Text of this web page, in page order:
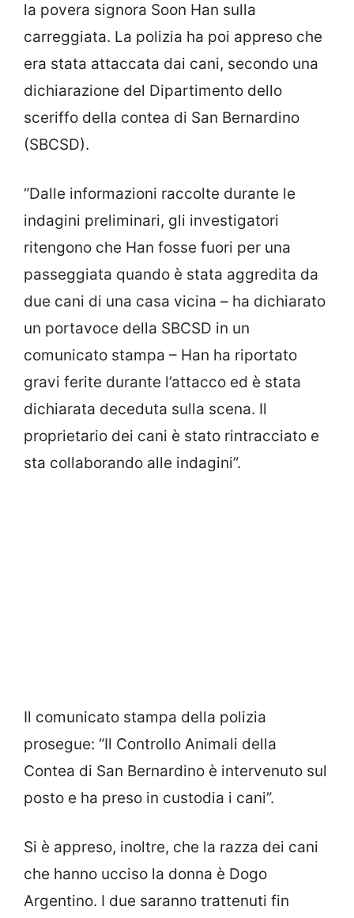
la povera signora Soon Han sulla
carreggiata. La polizia ha poi appreso che
era stata attaccata dai cani, secondo una
dichiarazione del Dipartimento dello
sceriffo della contea di San Bernardino
(SBCSD).
“Dalle informazioni raccolte durante le
indagini preliminari, gli investigatori
ritengono che Han fosse fuori per una
passeggiata quando è stata aggredita da
due cani di una casa vicina – ha dichiarato
un portavoce della SBCSD in un
comunicato stampa – Han ha riportato
gravi ferite durante l’attacco ed è stata
dichiarata deceduta sulla scena. Il
proprietario dei cani è stato rintracciato e
sta collaborando alle indagini”.
Il comunicato stampa della polizia
prosegue: “Il Controllo Animali della
Contea di San Bernardino è intervenuto sul
posto e ha preso in custodia i cani”.
Si è appreso, inoltre, che la razza dei cani
che hanno ucciso la donna è Dogo
Argentino. I due saranno trattenuti fin